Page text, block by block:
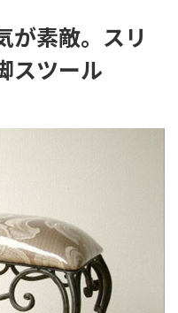
が素敵。スリ
スツール